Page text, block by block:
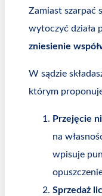
Zamiast szarpać
wytoczyć działa
zniesienie
W sądzie
którym
Przejęcie
na
wpisuje
Sprzedaż